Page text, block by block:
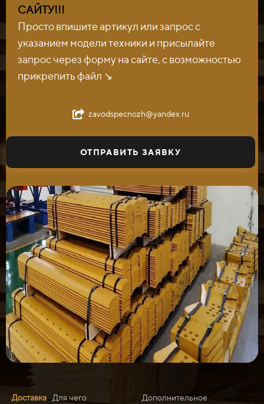
САЙТУ!!!
Просто впишите артикул или запрос с
указанием модели техники и присылайте
запрос через форму на сайте, с возможностью
прикрепить файл ↘️
zavodspecnozh@yandex.ru
ОТПРАВИТЬ ЗАЯВКУ
Доставка
Для чего
Дополнительное